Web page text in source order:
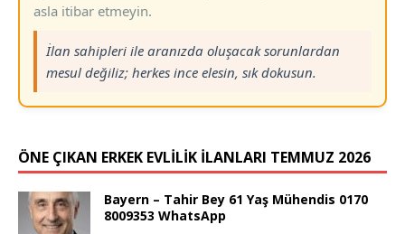
asla itibar etmeyin.
İlan sahipleri ile aranızda oluşacak sorunlardan
mesul değiliz; herkes ince elesin, sık dokusun.
ÖNE ÇIKAN ERKEK EVLİLİK İLANLARI TEMMUZ 2026
Bayern – Tahir Bey 61 Yaş Mühendis 0170
8009353 WhatsApp